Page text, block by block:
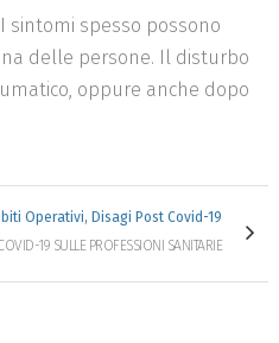
sintomi spesso possono
delle persone. Il disturbo
oppure anche dopo
Operativi, Disagi Post Covid-19
19 SULLE PROFESSIONI SANITARIE